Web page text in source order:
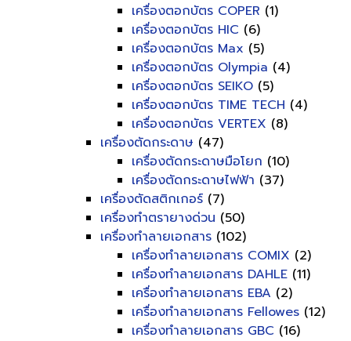
เครื่องตอกบัตร COPER (1)
เครื่องตอกบัตร HIC (6)
เครื่องตอกบัตร Max (5)
เครื่องตอกบัตร Olympia (4)
เครื่องตอกบัตร SEIKO (5)
เครื่องตอกบัตร TIME TECH (4)
เครื่องตอกบัตร VERTEX (8)
เครื่องตัดกระดาษ (47)
เครื่องตัดกระดาษมือโยก (10)
เครื่องตัดกระดาษไฟฟ้า (37)
เครื่องตัดสติกเกอร์ (7)
เครื่องทำตรายางด่วน (50)
เครื่องทำลายเอกสาร (102)
เครื่องทำลายเอกสาร COMIX (2)
เครื่องทำลายเอกสาร DAHLE (11)
เครื่องทำลายเอกสาร EBA (2)
เครื่องทำลายเอกสาร Fellowes (12)
เครื่องทำลายเอกสาร GBC (16)